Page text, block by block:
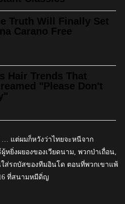
… แต่ผมก็หวังว่าไทยจะหนีจาก
ยิ่งผยองของเวียดนาม, พวกป่าเถื่อน,
ส่รถบัสของทีมอินโด ตอนที่พวกเขาแพ้
ที่สนามหมีดิ่ญ